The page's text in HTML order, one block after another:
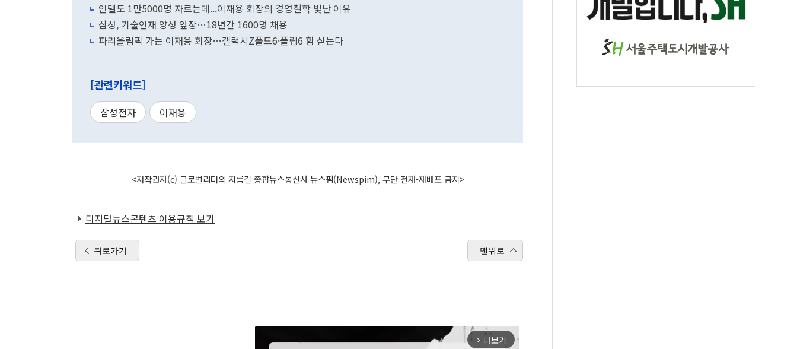
인텔도 1만5000명 자르는데...이재용 회장의 경영철학 빛난 이유
삼성, 기술인재 양성 앞장…18년간 1600명 채용
파리올림픽 가는 이재용 회장…갤럭시Z폴드6·플립6 힘 싣는다
[관련키워드]
삼성전자 이재용
<저작권자(c) 글로벌리더의 지름길 종합뉴스통신사 뉴스핌(Newspim), 무단 전재-재배포 금지>
디지털뉴스콘텐츠 이용규칙 보기
뒤로가기 맨위로
arrow_forward_ios 더보기